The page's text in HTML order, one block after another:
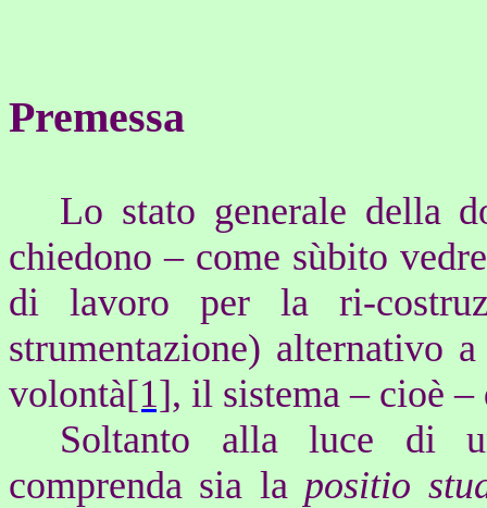
Premessa
Lo stato generale della
chiedono – come sùbito
di lavoro per la ri-
strumentazione) alternativo
volontà[1], il sistema – cioè
Soltanto alla luce di
comprenda sia la positio